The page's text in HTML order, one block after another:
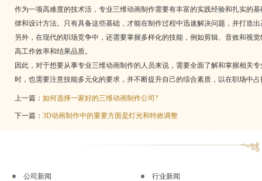
作为一项高难度的技术活，专业三维动画制作需要有丰富的实践经验和扎实的
律和设计方法。只有具备这些基础，才能在制作过程中迅速解决问题，并打造
另外，在现代的职场竞争中，还需要掌握多样化的技能，例如剪辑、音效和视
高工作效率和结果品质。
因此，对于想要从事专业三维动画制作的人员来说，需要全面了解和掌握相关
时，也需要注意技能多元化的要求，并不断提升自己的综合素质，以在职场中
上一篇：如何选择一家好的三维动画制作公司?
下一篇：3D动画制作中的重要方面是灯光和特效调整
公司新闻 行业新闻